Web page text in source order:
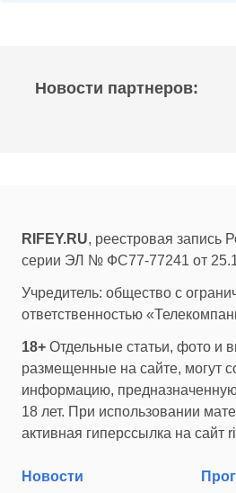
Новости партнеров:
RIFEY.RU, реестровая запись
серии ЭЛ № ФС77-77241 от
Учредитель: общество с
ответственностью
18+ Отдельные статьи, фото и
размещенные на сайте, могут
информацию,
18 лет. При использовании
активная гиперссылка на сайт
Новости